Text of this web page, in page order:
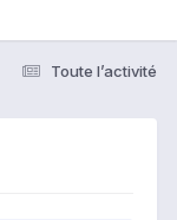
Toute l’activité